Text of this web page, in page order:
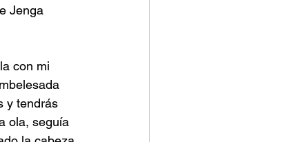
Jenga
con mi
y tendrás
ola, seguía